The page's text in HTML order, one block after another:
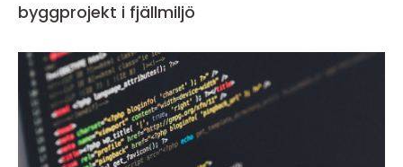
byggprojekt i fjällmiljö